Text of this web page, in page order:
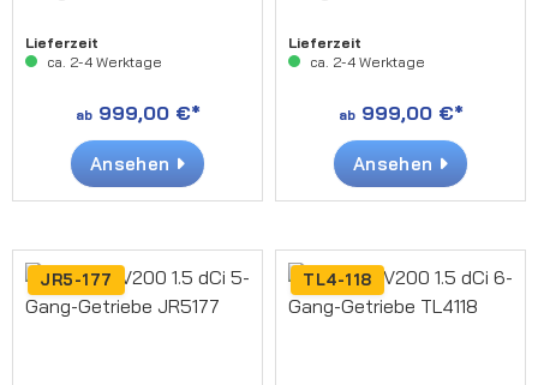
Lieferzeit
ca. 2-4 Werktage
ab999,00 €*
Ansehen
Lieferzeit
ca. 2-4 Werktage
ab999,00 €*
Ansehen
JR5-177 TL4-118